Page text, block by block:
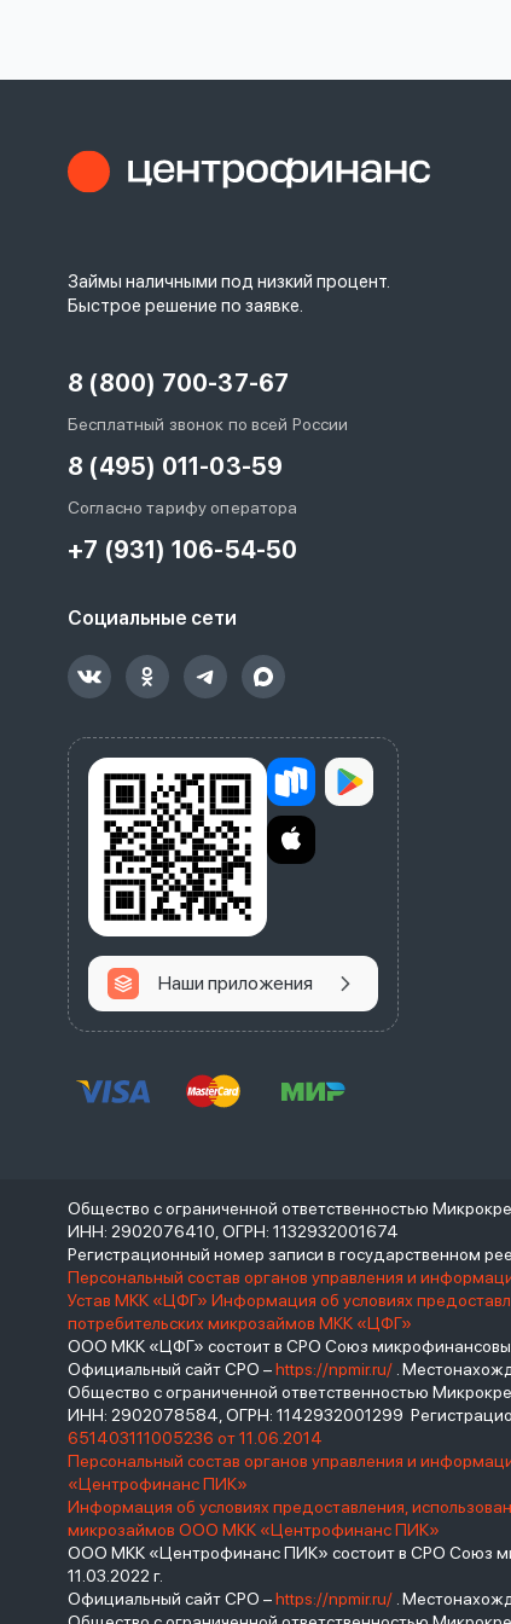
Займы наличными под низкий процент.
Быстрое решение по заявке.
8 (800) 700-37-67
Бесплатный звонок по всей России
8 (495) 011-03-59
Согласно тарифу оператора
+7 (931) 106-54-50
Социальные сети
Наши приложения
Общество с ограниченной ответственностью
ИНН: 2902076410, ОГРН: 1132932001674
Регистрационный номер записи в государственном
Персональный состав органов управления и
Устав МКК «ЦФГ» Информация об условиях
потребительских микрозаймов МКК «ЦФГ»
ООО МКК «ЦФГ» состоит в СРО Союз микрофинансовых
Официальный сайт СРО –https://npmir.ru/ .
Общество с ограниченной ответственностью
ИНН: 2902078584, ОГРН: 1142932001299
651403111005236 от 11.06.2014
Персональный состав органов управления и
«Центрофинанс ПИК»
Информация об условиях предоставления,
микрозаймов ООО МКК «Центрофинанс ПИК»
ООО МКК «Центрофинанс ПИК» состоит в СРО Союз
11.03.2022 г.
Официальный сайт СРО –https://npmir.ru/ .
Войти под другим номером